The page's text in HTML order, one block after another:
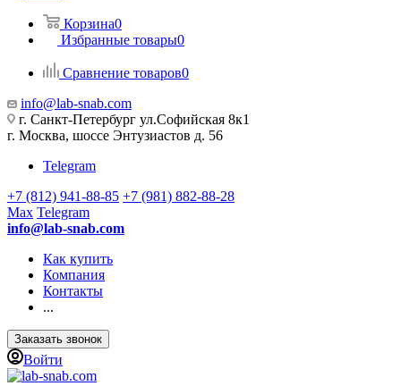
Корзина0
Избранные товары0
Сравнение товаров0
info@lab-snab.com
г. Санкт-Петербург ул.Софийская 8к1
г. Москва, шоссе Энтузиастов д. 56
Telegram
+7 (812) 941-88-85 +7 (981) 882-88-28
Max Telegram
info@lab-snab.com
Как купить
Компания
Контакты
...
Заказать звонок
Войти